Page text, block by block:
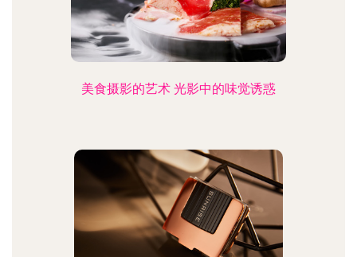
美食摄影的艺术 光影中的味觉诱惑